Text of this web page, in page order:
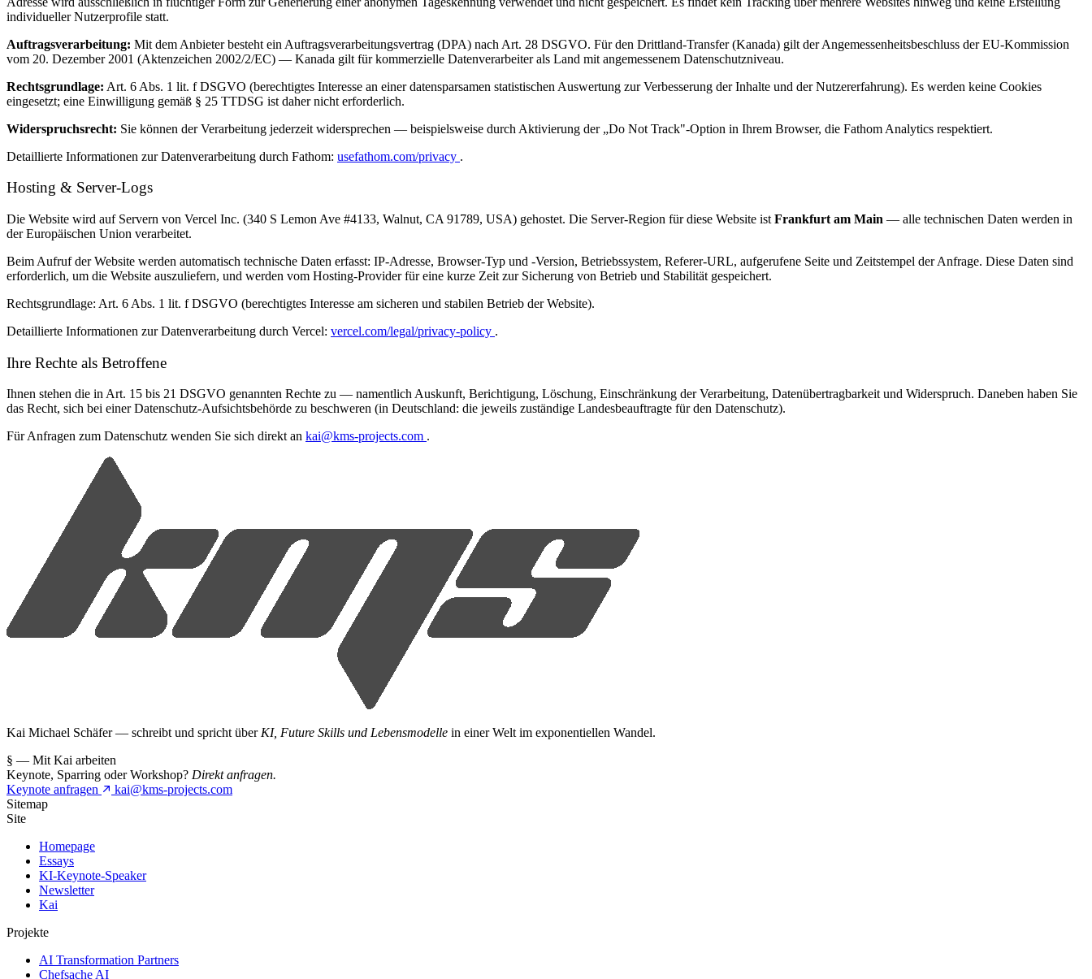
individueller Nutzerprofile statt.
Auftragsverarbeitung: Mit dem Anbieter besteht ein Auftragsverarbeitungsvertrag (DPA) nach Art. 28 DSGVO. Für den Drittland-Transfer (Kanada) gilt der Angemessenheitsbeschluss der EU-Kommission
vom 20. Dezember 2001 (Aktenzeichen 2002/2/EC) — Kanada gilt für kommerzielle Datenverarbeiter als Land mit angemessenem Datenschutzniveau.
Rechtsgrundlage: Art. 6 Abs. 1 lit. f DSGVO (berechtigtes Interesse an einer datensparsamen statistischen Auswertung zur Verbesserung der Inhalte und der Nutzererfahrung). Es werden keine Cookies
eingesetzt; eine Einwilligung gemäß § 25 TTDSG ist daher nicht erforderlich.
Widerspruchsrecht: Sie können der Verarbeitung jederzeit widersprechen — beispielsweise durch Aktivierung der „Do Not Track"-Option in Ihrem Browser, die Fathom Analytics respektiert.
Detaillierte Informationen zur Datenverarbeitung durch Fathom: usefathom.com/privacy .
Hosting & Server-Logs
Die Website wird auf Servern von Vercel Inc. (340 S Lemon Ave #4133, Walnut, CA 91789, USA) gehostet. Die Server-Region für diese Website ist Frankfurt am Main — alle technischen Daten werden in
der Europäischen Union verarbeitet.
Beim Aufruf der Website werden automatisch technische Daten erfasst: IP-Adresse, Browser-Typ und -Version, Betriebssystem, Referer-URL, aufgerufene Seite und Zeitstempel der Anfrage. Diese Daten sind
erforderlich, um die Website auszuliefern, und werden vom Hosting-Provider für eine kurze Zeit zur Sicherung von Betrieb und Stabilität gespeichert.
Rechtsgrundlage: Art. 6 Abs. 1 lit. f DSGVO (berechtigtes Interesse am sicheren und stabilen Betrieb der Website).
Detaillierte Informationen zur Datenverarbeitung durch Vercel: vercel.com/legal/privacy-policy .
Ihre Rechte als Betroffene
Ihnen stehen die in Art. 15 bis 21 DSGVO genannten Rechte zu — namentlich Auskunft, Berichtigung, Löschung, Einschränkung der Verarbeitung, Datenübertragbarkeit und Widerspruch. Daneben haben Sie
das Recht, sich bei einer Datenschutz-Aufsichtsbehörde zu beschweren (in Deutschland: die jeweils zuständige Landesbeauftragte für den Datenschutz).
Für Anfragen zum Datenschutz wenden Sie sich direkt an kai@kms-projects.com .
Kai Michael Schäfer — schreibt und spricht überKI, Future Skills und Lebensmodelle in einer Welt im exponentiellen Wandel.
§ — Mit Kai arbeiten
Keynote, Sparring oder Workshop? Direkt anfragen.
Keynote anfragen
kai@kms-projects.com
Sitemap
Site
Homepage
Essays
KI-Keynote-Speaker
Newsletter
Kai
Projekte
AI Transformation Partners
Chefsache AI